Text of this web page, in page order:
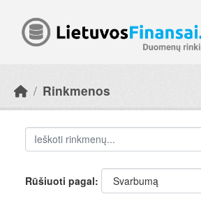
Rinkmenos
Rūšiuoti pagal